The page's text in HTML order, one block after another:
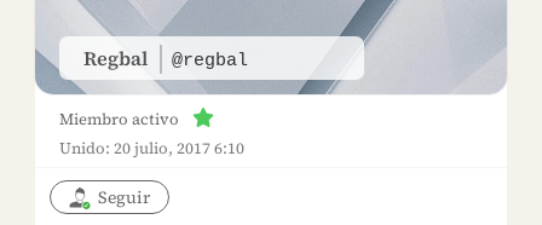
Regbal @regbal
Miembro activo
Unido: 20 julio, 2017 6:10
Seguir